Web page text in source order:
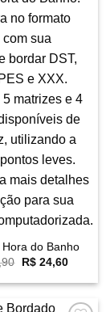
do Banho
O
original
R$ 45,90.
R$24,60O
atual
R$